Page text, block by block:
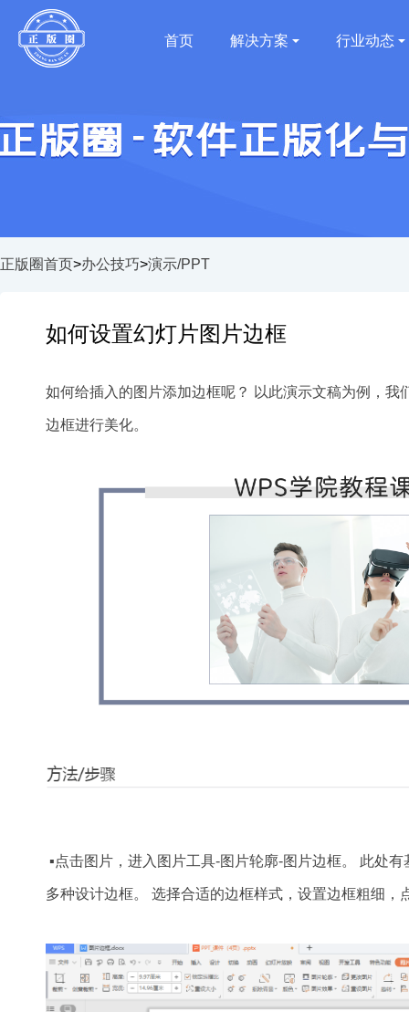
首页 解决方案 行业动态
正版圈首页>办公技巧>演示/PPT
如何设置幻灯片图片边框
如何给插入的图片添加边框呢？ 以此演示文稿为例，我
边框进行美化。
▪点击图片，进入图片工具-图片轮廓-图片边框。 此处
多种设计边框。 选择合适的边框样式，设置边框粗细，